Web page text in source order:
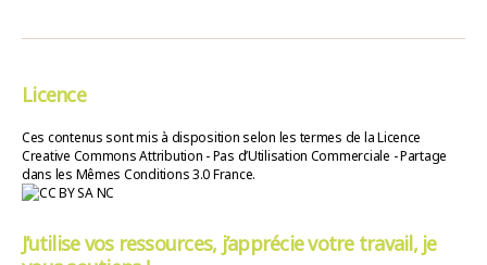
Licence
Ces contenus sont mis à disposition selon les termes de la Licence
Creative Commons Attribution - Pas d’Utilisation Commerciale - Partage
dans les Mêmes Conditions 3.0 France.
J’utilise vos ressources, j’apprécie votre travail, je